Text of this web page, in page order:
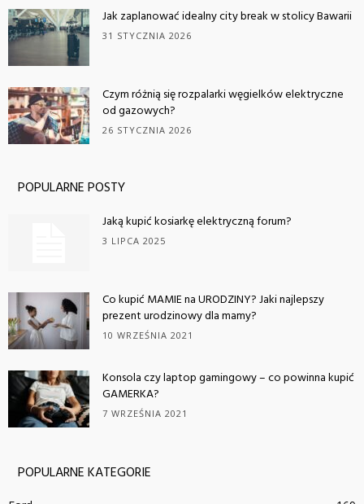
Jak zaplanować idealny city break w stolicy Bawarii
31 STYCZNIA 2026
Czym różnią się rozpalarki węgielków elektryczne
od gazowych?
26 STYCZNIA 2026
POPULARNE POSTY
Jaką kupić kosiarkę elektryczną forum?
3 LIPCA 2025
Co kupić MAMIE na URODZINY? Jaki najlepszy
prezent urodzinowy dla mamy?
10 WRZEŚNIA 2021
Konsola czy laptop gamingowy – co powinna kupić
GAMERKA?
7 WRZEŚNIA 2021
POPULARNE KATEGORIE